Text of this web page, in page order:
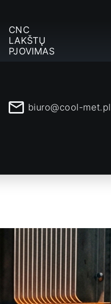
CNC
LAKŠTŲ
PJOVIMAS
biuro@cool-met.pl